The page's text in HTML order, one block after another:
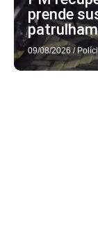
prende
09/08/2026 /